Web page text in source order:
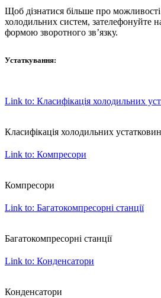
Щоб дізнатися більше про
холодильних систем, зателефонуйте
формою зворотного зв’язку.
Устаткування:
Link to: Класифікація холодильних
Класифікація холодильних устатковин
Link to: Компресори
Компресори
Link to: Багатокомпресорні станції
Багатокомпресорні станції
Link to: Конденсатори
Конденсатори